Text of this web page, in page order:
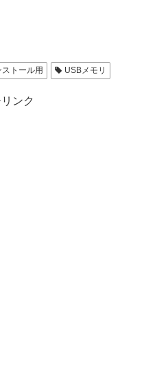
トール用 USBメモリ
ンク